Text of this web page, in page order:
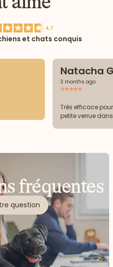
et chats conquis
Natacha
3 months ago
Très efficace
petite verrue
fréquentes
question